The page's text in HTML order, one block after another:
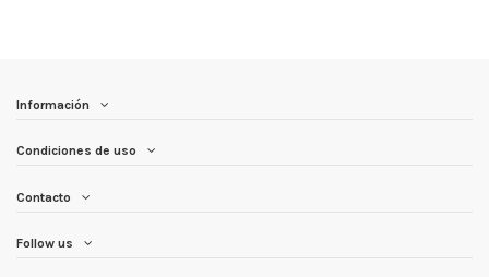
Información
Condiciones de uso
Contacto
Follow us